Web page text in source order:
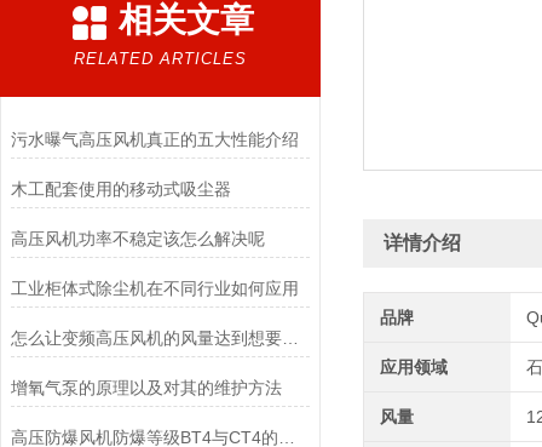
相关文章
RELATED ARTICLES
污水曝气高压风机真正的五大性能介绍
木工配套使用的移动式吸尘器
高压风机功率不稳定该怎么解决呢
工业柜体式除尘机在不同行业如何应用
怎么让变频高压风机的风量达到想要的效果
增氧气泵的原理以及对其的维护方法
详情介绍
品牌
应用领域
风量